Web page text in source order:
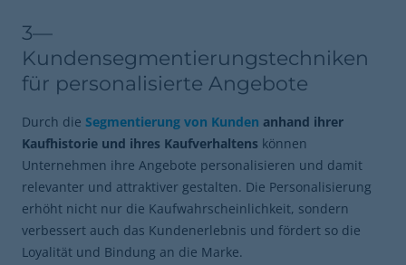
3—
Kundensegmentierungstechniken
für personalisierte Angebote
Durch die Segmentierung von Kunden anhand ihrer
Kaufhistorie und ihres Kaufverhaltens können
Unternehmen ihre Angebote personalisieren und damit
relevanter und attraktiver gestalten. Die Personalisierung
erhöht nicht nur die Kaufwahrscheinlichkeit, sondern
verbessert auch das Kundenerlebnis und fördert so die
Loyalität und Bindung an die Marke.